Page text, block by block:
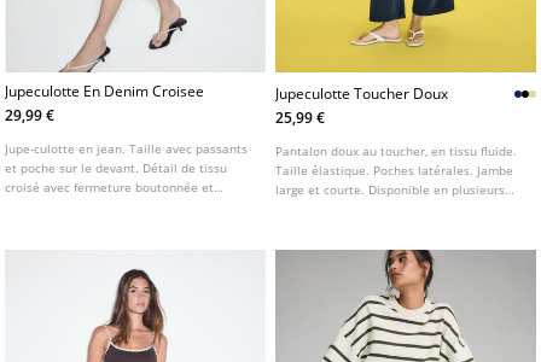
Jupeculotte En Denim Croisee
29,99 €
Jupe-culotte en jean. Taille avec passants
et poche sur le devant. Détail de tissu
croisé avec fermeture boutonnée et
Jupeculotte Toucher Doux
25,99 €
Pantalon doux au toucher, en tissu fluide.
Taille élastique. Poches latérales. Jambe
large et courte. Disponible en plusieurs